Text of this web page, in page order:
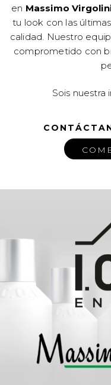
en Massimo
tu look con las
calidad. Nuestro
comprometido con
Sois nuestra